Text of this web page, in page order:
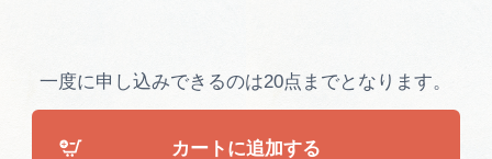
一度に申し込みできるのは20点までとなります。
カートに追加する